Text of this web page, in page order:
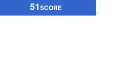
51SCORE